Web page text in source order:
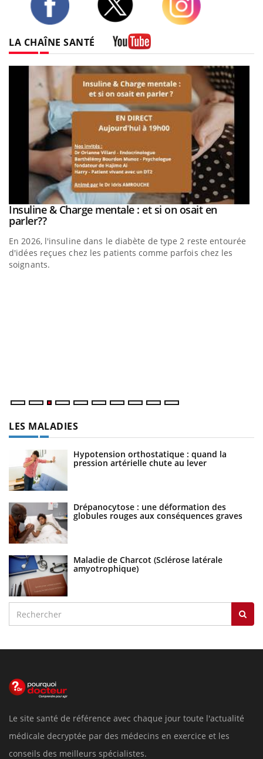
LA CHAÎNE SANTÉ
Youtube
Insuline & Charge mentale : et si on osait en
parler??Youtube
En 2026, l'insuline dans le diabète de type 2 reste entourée
d'idées reçues chez les patients comme parfois chez les
soignants.
LES MALADIES
Hypotension orthostatique : quand la
pression artérielle chute au lever
Drépanocytose : une déformation des
globules rouges aux conséquences graves
Maladie de Charcot (Sclérose latérale
amyotrophique)
Le site santé de référence avec chaque jour toute l'actualité
médicale decryptée par des médecins en exercice et les
conseils des meilleurs spécialistes.